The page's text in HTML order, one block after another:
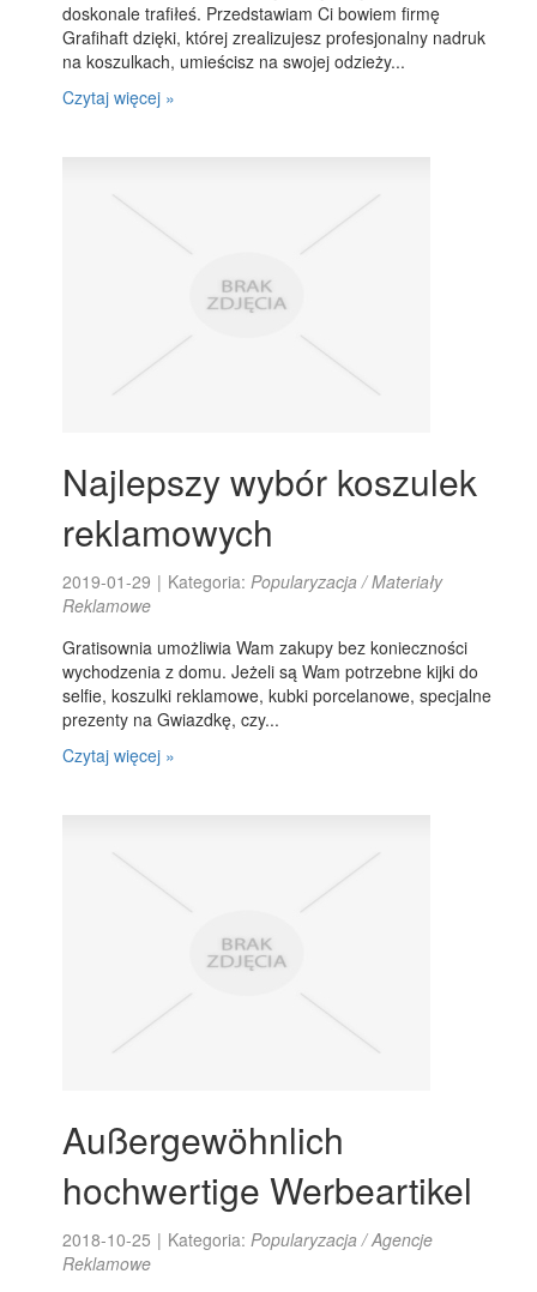
doskonale trafiłeś. Przedstawiam Ci bowiem firmę
Grafihaft dzięki, której zrealizujesz profesjonalny nadruk
na koszulkach, umieścisz na swojej odzieży...
Czytaj więcej »
Najlepszy wybór koszulek
reklamowych
2019-01-29 | Kategoria:Popularyzacja / Materiały
Reklamowe
Gratisownia umożliwia Wam zakupy bez konieczności
wychodzenia z domu. Jeżeli są Wam potrzebne kijki do
selfie, koszulki reklamowe, kubki porcelanowe, specjalne
prezenty na Gwiazdkę, czy...
Czytaj więcej »
Außergewöhnlich
hochwertige Werbeartikel
2018-10-25 | Kategoria:Popularyzacja / Agencje
Reklamowe